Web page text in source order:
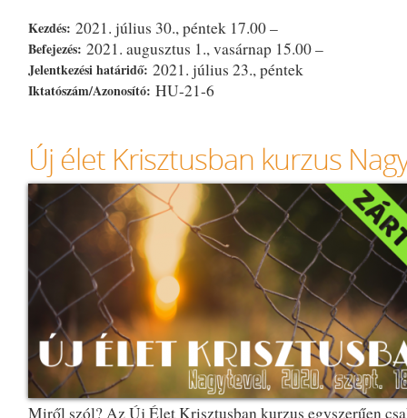
Kezdés: 2021. július 30., péntek 17.00 –
Befejezés: 2021. augusztus 1., vasárnap 15.00 –
Jelentkezési határidő: 2021. július 23., péntek
Iktatószám/Azonosító: HU-21-6
Új élet Krisztusban kurzus
Miről szól? Az Új Élet Krisztusban kurzus egyszerűen